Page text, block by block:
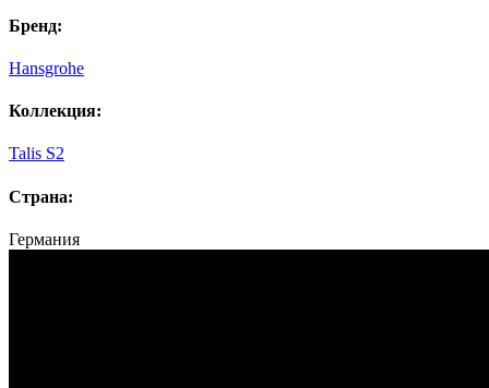
Бренд:
Hansgrohe
Коллекция:
Talis S2
Страна:
Германия